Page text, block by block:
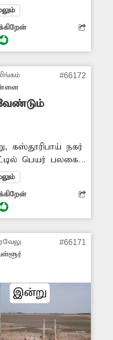
தெருவில் உள்ள
ஆபத்தான
கதவுகள்
இதனால்
கடந்து
மின்வாரிய
நடவடிக்கை
#66172
கஸ்தூரிபாய் நகர்
பெயர் பலகை
தபால்
ஊழியர்கள் வழி
போகின்றனர்.
அமைக்கவேண்டி
#66171